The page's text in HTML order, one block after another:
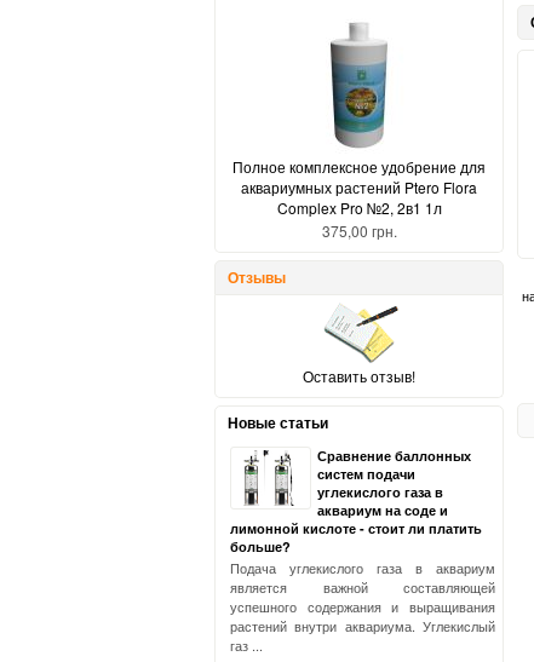
Полное комплексное удобрение для
аквариумных растений Ptero Flora
Complex Pro №2, 2в1 1л
375,00 грн.
Отзывы
Оставить отзыв!
Новые статьи
Сравнение баллонных
систем подачи
углекислого газа в
аквариум на соде и
лимонной кислоте - стоит ли платить
больше?
Подача углекислого газа в аквариум
является важной составляющей
успешного содержания и выращивания
растений внутри аквариума. Углекислый
газ ...